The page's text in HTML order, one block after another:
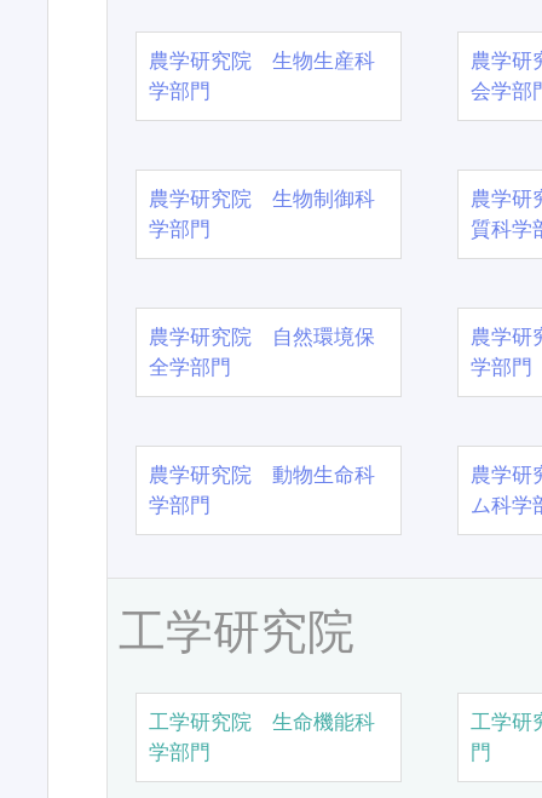
農学研究院 生物生産科
学部門
農学
会学部
農学研究院 生物制御科
学部門
農学
質科学
農学研究院 自然環境保
全学部門
農学
学部門
農学研究院 動物生命科
学部門
農学
ム科学
工学研究院
工学研究院 生命機能科
学部門
工学研
門